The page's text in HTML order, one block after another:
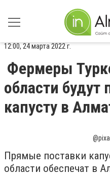
12:00, 24 марта 2022 г.
Фермеры
области будут
капусту в
Прямые поставки
области обеспечат в